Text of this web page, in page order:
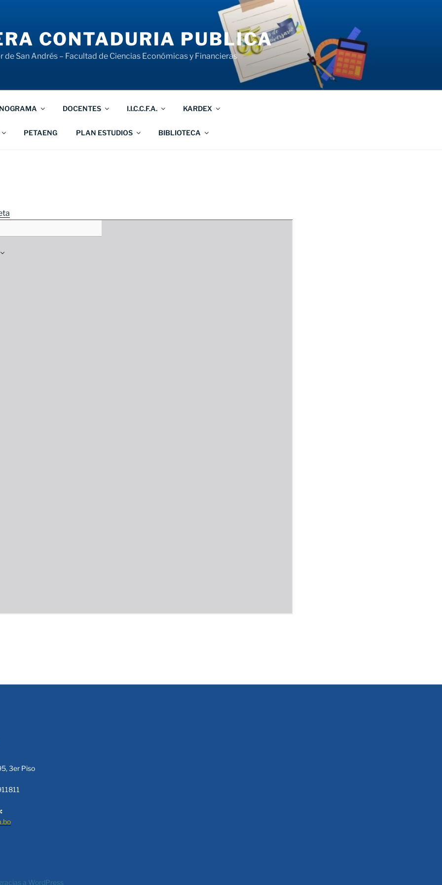
CONTADURIA PUBLICA
de San Andrés – Facultad de Ciencias Económicas y Financieras
DOCENTES I.I.C.C.F.A. KARDEX
PETAENG PLAN ESTUDIOS BIBLIOTECA
3er Piso
a WordPress